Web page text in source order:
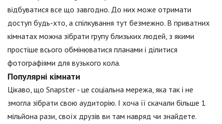
відбуватися все що завгодно. До них може отримати
доступ будь-хто, а спілкування тут безмежно. В приватних
кімнатах можна зібрати групу близьких людей, з якими
простіше всього обмінюватися планами і ділитися
фотографіями для вузького кола.
Популярні кімнати
Цікаво, що Snapster - це соціальна мережа, яка так і не
змогла зібрати свою аудиторію. І хоча її скачали більше 1
мільйона рази, своїх друзів ви там навряд чи знайдете.